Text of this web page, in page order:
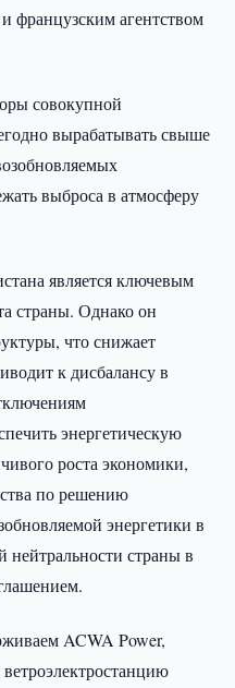
французским агентством
совокупной
вырабатывать свыше
выброса в атмосферу
является ключевым
страны. Однако он
что снижает
к дисбалансу в
энергетическую
роста экономики,
по решению
энергетики в
нейтральности страны в
ACWA Power,